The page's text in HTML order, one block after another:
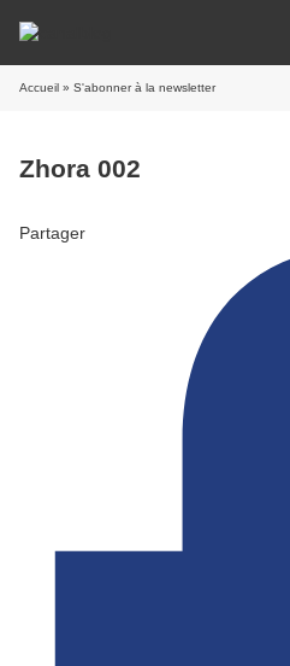
Accueil » S'abonner à la newsletter
Zhora 002
Partager